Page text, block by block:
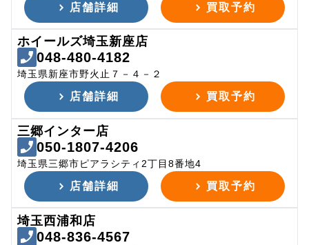
店舗詳細 買取予約
ホイールズ埼玉新座店
048-480-4182
埼玉県新座市野火止７－４－２
店舗詳細 買取予約
三郷インター店
050-1807-4206
埼玉県三郷市ピアラシティ2丁目8番地4
店舗詳細 買取予約
埼玉西浦和店
048-836-4567